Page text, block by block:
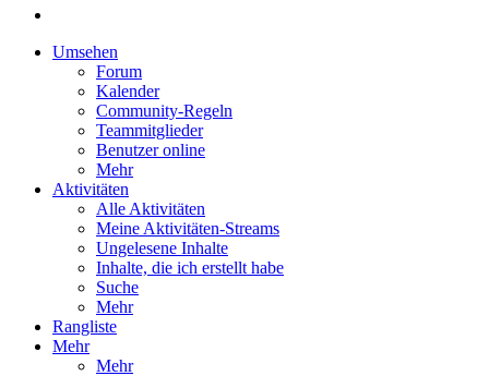
Umsehen
Forum
Kalender
Community-Regeln
Teammitglieder
Benutzer online
Mehr
Aktivitäten
Alle Aktivitäten
Meine Aktivitäten-Streams
Ungelesene Inhalte
Inhalte, die ich erstellt habe
Suche
Mehr
Rangliste
Mehr
Mehr